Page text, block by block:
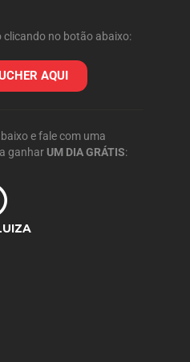
clicando no botão abaixo:
AQUI
e fale com uma
ganhar UM DIA GRÁTIS: